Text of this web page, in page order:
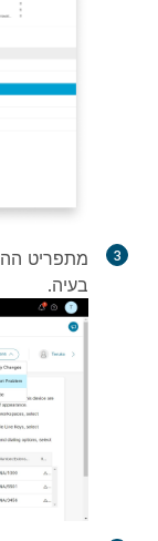
3
מתפריט
בעיה.